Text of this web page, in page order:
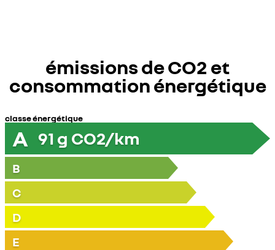
émissions de CO2 et
consommation énergétique
classe énergétique
A 91 g CO2/km
B
C
D
E